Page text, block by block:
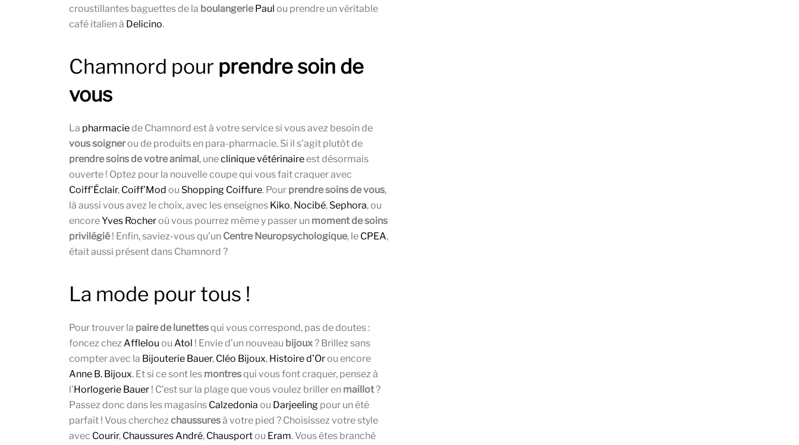
croustillantes baguettes de la boulangerie Paul ou prendre un véritable
café italien à Delicino.
Chamnord pour prendre soin de
vous
La pharmaciede Chamnord est à votre service si vous avez besoin de
vous soignerou de produits en para-pharmacie. Si il s’agit plutôt de
prendre soins de votre animal, uneclinique vétérinaireest désormais
ouverte ! Optez pour la nouvelle coupe qui vous fait craquer avec
Coiff’Éclair, Coiff’Mod ou Shopping Coiffure. Pour prendre soins de vous,
là aussi vous avez le choix, avec les enseignes Kiko, Nocibé, Sephora, ou
encoreYves Rocheroù vous pourrez même y passer un moment de soins
privilégié! Enfin, saviez-vous qu’un Centre Neuropsychologique, le CPEA,
était aussi présent dans Chamnord ?
La mode pour tous !
Pour trouver la paire de lunettesqui vous correspond, pas de doutes :
foncez chez Afflelou ou Atol ! Envie d’un nouveau bijoux? Brillez sans
compter avec la Bijouterie Bauer, Cléo Bijoux, Histoire d’Orou encore
Anne B. Bijoux. Et si ce sont les montresqui vous font craquer, pensez à
l’Horlogerie Bauer ! C’est sur la plage que vous voulez briller en maillot?
Passez donc dans les magasins Calzedonia ou Darjeeling pour un été
parfait ! Vous cherchez chaussuresà votre pied ? Choisissez votre style
avec Courir, Chaussures André, Chausportou Eram. Vous êtes branché